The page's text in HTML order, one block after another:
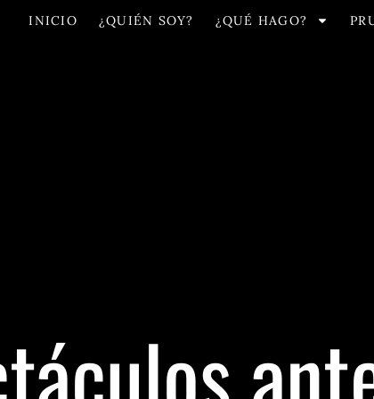
INICIO ¿QUIÉN SOY? ¿QUÉ HAGO?